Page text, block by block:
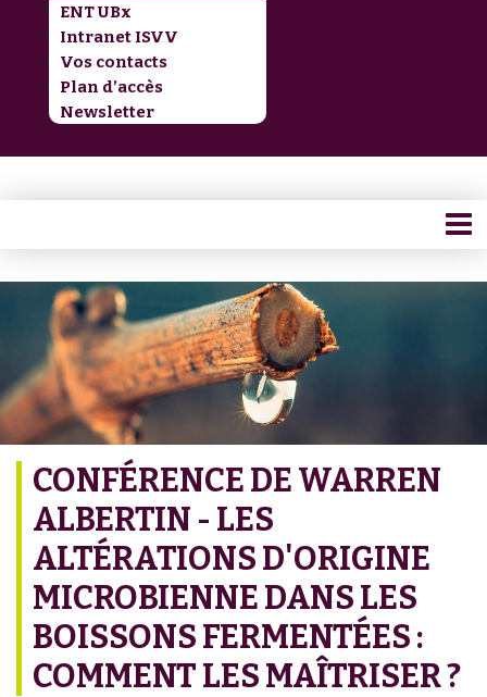
ENT UBx
Intranet ISVV
Vos contacts
Plan d’accès
Newsletter
CONFÉRENCE DE WARREN
ALBERTIN - LES
ALTÉRATIONS D'ORIGINE
MICROBIENNE DANS LES
BOISSONS FERMENTÉES :
COMMENT LES MAÎTRISER ?